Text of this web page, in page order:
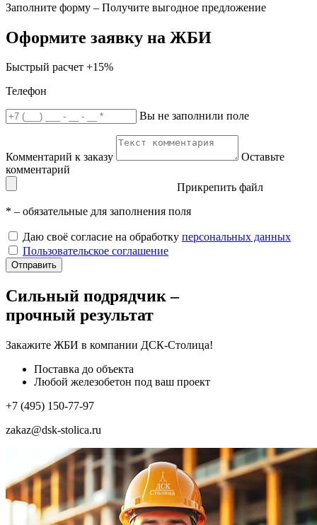
Заполните форму – Получите выгодное предложение
Оформите заявку на ЖБИ
Быстрый расчет +15%
Телефон
Вы не заполнили поле
Комментарий к заказу
Оставьте
комментарий
Прикрепить файл
* – обязательные для заполнения поля
Даю своё согласие на обработку персональных данных
Пользовательское соглашение
Отправить
Сильный подрядчик –
прочный результат
Закажите ЖБИ в компании ДСК-Столица!
Поставка до объекта
Любой железобетон под ваш проект
+7 (495) 150-77-97
zakaz@dsk-stolica.ru